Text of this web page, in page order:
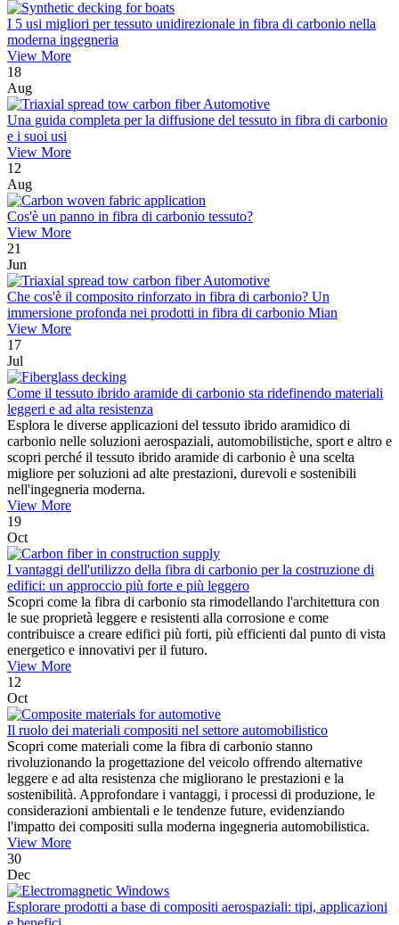
I 5 usi migliori per tessuto unidirezionale in fibra di carbonio nella
moderna ingegneria
View More
18
Aug
Una guida completa per la diffusione del tessuto in fibra di carbonio
e i suoi usi
View More
12
Aug
Cos'è un panno in fibra di carbonio tessuto?
View More
21
Jun
Che cos'è il composito rinforzato in fibra di carbonio? Un
immersione profonda nei prodotti in fibra di carbonio Mian
View More
17
Jul
Come il tessuto ibrido aramide di carbonio sta ridefinendo materiali
leggeri e ad alta resistenza
Esplora le diverse applicazioni del tessuto ibrido aramidico di
carbonio nelle soluzioni aerospaziali, automobilistiche, sport e altro e
scopri perché il tessuto ibrido aramide di carbonio è una scelta
migliore per soluzioni ad alte prestazioni, durevoli e sostenibili
nell'ingegneria moderna.
View More
19
Oct
I vantaggi dell'utilizzo della fibra di carbonio per la costruzione di
edifici: un approccio più forte e più leggero
Scopri come la fibra di carbonio sta rimodellando l'architettura con
le sue proprietà leggere e resistenti alla corrosione e come
contribuisce a creare edifici più forti, più efficienti dal punto di vista
energetico e innovativi per il futuro.
View More
12
Oct
Il ruolo dei materiali compositi nel settore automobilistico
Scopri come materiali come la fibra di carbonio stanno
rivoluzionando la progettazione del veicolo offrendo alternative
leggere e ad alta resistenza che migliorano le prestazioni e la
sostenibilità. Approfondare i vantaggi, i processi di produzione, le
considerazioni ambientali e le tendenze future, evidenziando
l'impatto dei compositi sulla moderna ingegneria automobilistica.
View More
30
Dec
Esplorare prodotti a base di compositi aerospaziali: tipi, applicazioni